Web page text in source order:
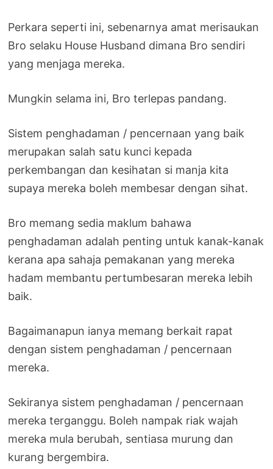
Perkara seperti ini, sebenarnya amat merisaukan
Bro selaku House Husband dimana Bro sendiri
yang menjaga mereka.
Mungkin selama ini, Bro terlepas pandang.
Sistem penghadaman / pencernaan yang baik
merupakan salah satu kunci kepada
perkembangan dan kesihatan si manja kita
supaya mereka boleh membesar dengan sihat.
Bro memang sedia maklum bahawa
penghadaman adalah penting untuk kanak-kanak
kerana apa sahaja pemakanan yang mereka
hadam membantu pertumbesaran mereka lebih
baik.
Bagaimanapun ianya memang berkait rapat
dengan sistem penghadaman / pencernaan
mereka.
Sekiranya sistem penghadaman / pencernaan
mereka terganggu. Boleh nampak riak wajah
mereka mula berubah, sentiasa murung dan
kurang bergembira.